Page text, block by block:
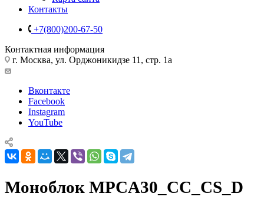
Контакты
+7(800)200-67-50
Контактная информация
г. Москва, ул. Орджоникидзе 11, стр. 1а
Вконтакте
Facebook
Instagram
YouTube
Моноблок MPCA30_CC_CS_D